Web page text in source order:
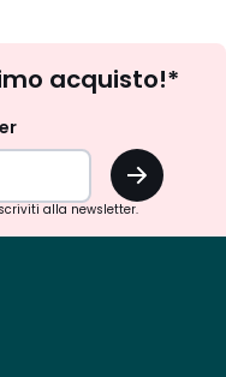
acquisto!*
OK
alla newsletter.